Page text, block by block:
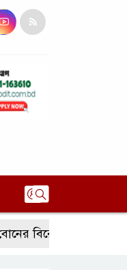
বিরোধ, হুমকির অভিযোগ